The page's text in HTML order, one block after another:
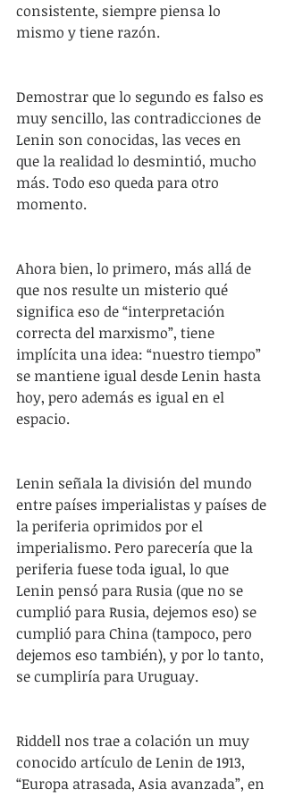
consistente, siempre piensa lo
mismo y tiene razón.
Demostrar que lo segundo es falso es
muy sencillo, las contradicciones de
Lenin son conocidas, las veces en
que la realidad lo desmintió, mucho
más. Todo eso queda para otro
momento.
Ahora bien, lo primero, más allá de
que nos resulte un misterio qué
significa eso de “interpretación
correcta del marxismo”, tiene
implícita una idea: “nuestro tiempo”
se mantiene igual desde Lenin hasta
hoy, pero además es igual en el
espacio.
Lenin señala la división del mundo
entre países imperialistas y países de
la periferia oprimidos por el
imperialismo. Pero parecería que la
periferia fuese toda igual, lo que
Lenin pensó para Rusia (que no se
cumplió para Rusia, dejemos eso) se
cumplió para China (tampoco, pero
dejemos eso también), y por lo tanto,
se cumpliría para Uruguay.
Riddell nos trae a colación un muy
conocido artículo de Lenin de 1913,
“Europa atrasada, Asia avanzada”, en